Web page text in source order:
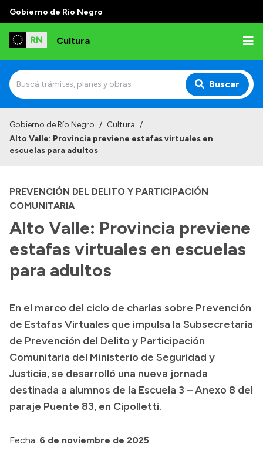
Gobierno de Río Negro
Cultura
Buscar
Institucional
Autoridades
Delegaciones
Normativa
Transparencia
Presupuesto
Boletín Oficial
Compras y licitaciones
Consulta de expedientes
Consulta de pago a proveedores
Login
Gobierno de Río Negro / Cultura /
Alto Valle: Provincia previene estafas virtuales en
escuelas para adultos
PREVENCIÓN DEL DELITO Y PARTICIPACIÓN
COMUNITARIA
Alto Valle: Provincia previene
estafas virtuales en escuelas
para adultos
En el marco del ciclo de charlas sobre Prevención
de Estafas Virtuales que impulsa la Subsecretaría
de Prevención del Delito y Participación
Comunitaria del Ministerio de Seguridad y
Justicia, se desarrolló una nueva jornada
destinada a alumnos de la Escuela 3 – Anexo 8 del
paraje Puente 83, en Cipolletti.
Fecha: 6 de noviembre de 2025